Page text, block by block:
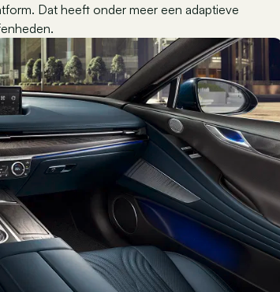
Dat heeft onder meer een adaptieve